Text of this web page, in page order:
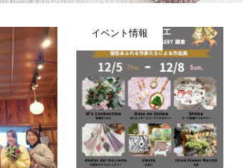
イベント情報